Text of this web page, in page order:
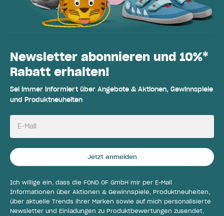
Newsletter abonnieren und 10%*
Rabatt erhalten!
Sei immer informiert über Angebote & Aktionen, Gewinnspiele
und Produktneuheiten
E-Mail
Jetzt anmelden
Ich willige ein, dass die FOND OF GmbH mir per E-Mail
Informationen über Aktionen & Gewinnspiele, Produktneuheiten,
über aktuelle Trends ihrer Marken sowie auf mich personalisierte
Newsletter und Einladungen zu Produktbewertungen zusendet,